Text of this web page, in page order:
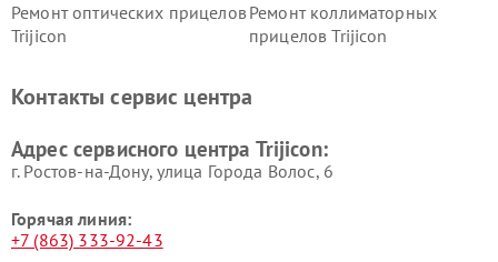
Ремонт оптических прицелов
Trijicon
Ремонт коллиматорных
прицелов Trijicon
Контакты сервис центра
Адрес сервисного центра Trijicon:
г. Ростов-на-Дону, улица Города Волос, 6
Горячая линия:
+7 (863) 333-92-43